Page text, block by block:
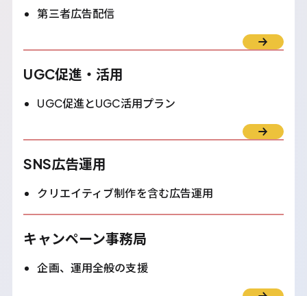
第三者広告配信
UGC促進・活用
UGC促進とUGC活用プラン
SNS広告運用
クリエイティブ制作を含む広告運用
キャンペーン事務局
企画、運用全般の支援